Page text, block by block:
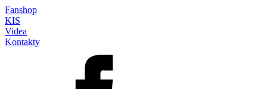
Fanshop
KIS
Videa
Kontakty